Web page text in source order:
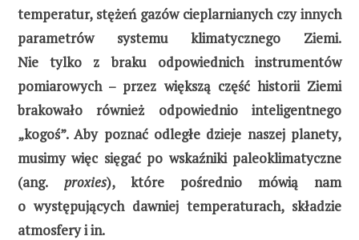
temperatur, stężeń gazów cieplarnianych czy innych
parametrów systemu klimatycznego Ziemi.
Nie tylko z braku odpowiednich instrumentów
pomiarowych – przez większą część historii Ziemi
brakowało również odpowiednio inteligentnego
„kogoś”. Aby poznać odległe dzieje naszej planety,
musimy więc sięgać po wskaźniki paleoklimatyczne
(ang. proxies), które pośrednio mówią nam
o występujących dawniej temperaturach, składzie
atmosfery i in.